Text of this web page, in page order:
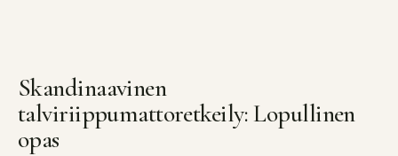
Skandinaavinen
talviriippumattoretkeily: Lopullinen
opas